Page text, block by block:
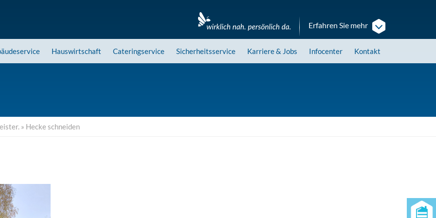
Erfahren Sie mehr
Hauswirtschaft Cateringservice Sicherheitsservice Karriere& Jobs Infocenter Kontakt
» Hecke schneiden